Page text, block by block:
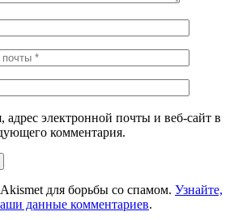
электронной почты и веб-сайт в
комментария.
для борьбы со спамом. Узнайте,
данные комментариев.